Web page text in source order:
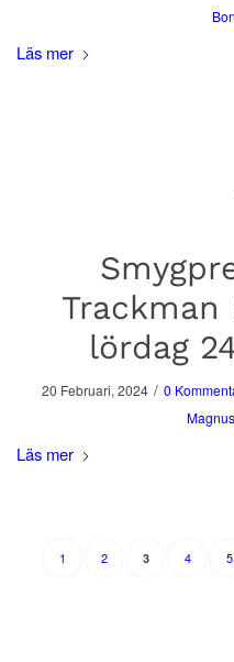
Läs mer
Trackman
lördag
20 Februari, 2024 / 0
Läs mer
1 2 3 4 5